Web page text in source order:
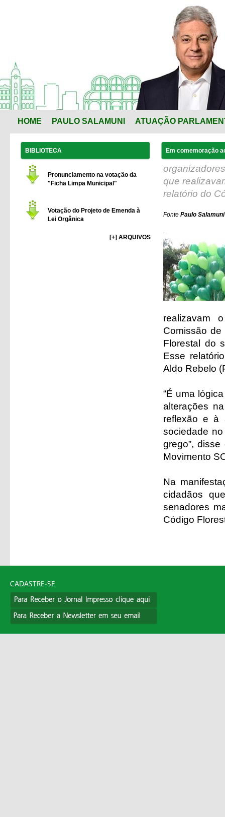
HOME PAULO SALAMUNI ATUAÇÃO
BIBLIOTECA
Pronunciamento na votação da
"Ficha Limpa Municipal"
Votação do Projeto de Emenda à
Lei Orgânica
[+] ARQUIVOS
Em comemoração
que
relatório do
Fonte Paulo
realizavam
Comissão
Florestal do
Esse
Aldo Rebelo
“É uma
alterações
reflexão e à
sociedade
grego”,
Movimento
Na
cidadãos
senadores
Código